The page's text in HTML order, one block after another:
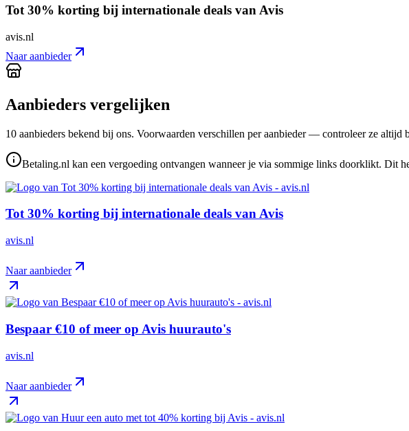
Tot 30% korting bij internationale deals van Avis
avis.nl
Naar aanbieder
Aanbieders vergelijken
10 aanbieders bekend bij ons. Voorwaarden verschillen per aanbieder — controleer ze altijd
Betaling.nl kan een vergoeding ontvangen wanneer je via sommige links doorklikt. Dit
Tot 30% korting bij internationale deals van Avis
avis.nl
Naar aanbieder
Bespaar €10 of meer op Avis huurauto's
avis.nl
Naar aanbieder